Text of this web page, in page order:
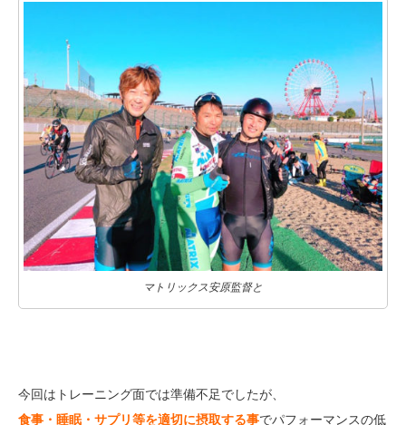
マトリックス安原監督と
今回はトレーニング面では準備不足でしたが、
食事・睡眠・サプリ等を適切に摂取する事でパフォーマンスの低